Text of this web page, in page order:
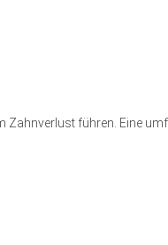
führen. Eine